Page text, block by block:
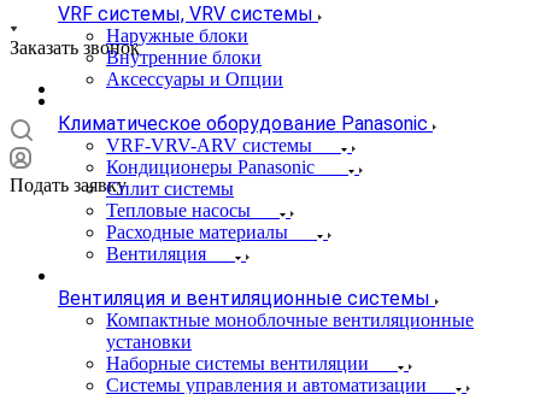
Заказать звонок
Подать заявку
VRF системы, VRV системы
Наружные блоки
Внутренние блоки
Аксессуары и Опции
Климатическое оборудование Panasonic
VRF-VRV-ARV системы
Кондиционеры Panasonic
Сплит системы
Тепловые насосы
Расходные материалы
Вентиляция
Вентиляция и вентиляционные системы
Компактные моноблочные вентиляционные
установки
Наборные системы вентиляции
Системы управления и автоматизации